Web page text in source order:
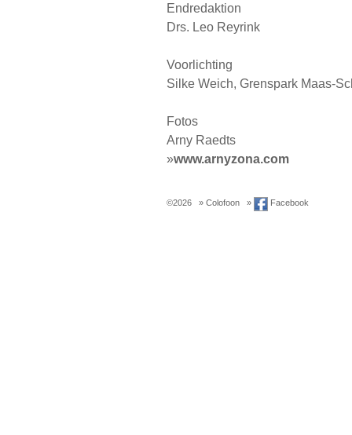
Endredaktion
Drs. Leo Reyrink
Voorlichting
Silke Weich, Grenspark Maas-
Fotos
Arny Raedts
»www.arnyzona.com
©2026 » Colofoon » Facebook